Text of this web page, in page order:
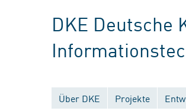
DKE
Über DKE Projekte